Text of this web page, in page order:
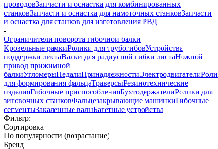
проводовЗапчасти и оснастка для комбинированных
станковЗапчасти и оснастка для намоточных станковЗапчасти
и оснастка для станков для изготовления РВД
-
Ограничители поворота гибочной балки
Кровельные рамкиРолики для трубогибовУстройства
поддержки листаВалки для радиусной гибки листаНожной
привод прижимной
балкиУгломерыПедалиПринадлежностиЭлектродвигатели
для формирования фальцаТраверсыРезинотехнические
изделияГибочные приспособленияБухтодержателиРолики для
зиговочных станковФальцезакрывающие машинкиГибочные
сегментыЗакаленные валыБагетные устройства
Фильтр:
Сортировка
По популярности (возрастание)
Бренд